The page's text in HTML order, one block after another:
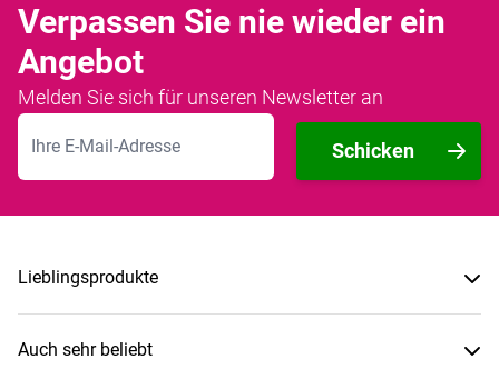
Verpassen Sie nie wieder ein
Angebot
Melden Sie sich für unseren Newsletter an
E-Mailadresse
Schicken
Lieblingsprodukte
Auch sehr beliebt